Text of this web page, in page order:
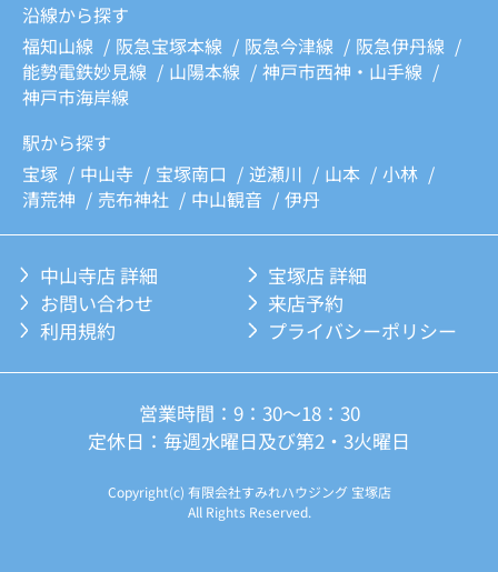
沿線から探す
福知山線
阪急宝塚本線 阪急今津線
阪急伊丹線
能勢電鉄妙見線
山陽本線
神戸市西神・山手線
神戸市海岸線
駅から探す
宝塚
中山寺 宝塚南口 逆瀬川 山本
小林
清荒神
売布神社 中山観音 伊丹
中山寺店 詳細
宝塚店 詳細
お問い合わせ
来店予約
利用規約
プライバシーポリシー
営業時間：9：30～18：30
定休日：毎週水曜日及び第2・3火曜日
Copyright(c) 有限会社すみれハウジング 宝塚店
All Rights Reserved.